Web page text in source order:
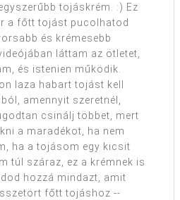
tojáskrém. :) Ez
a főtt tojást pucolhatod
és krémesebb
láttam az ötletet,
és istenien működik.
laza habart tojást kell
amennyit szeretnél,
csinálj többet, mert
a maradékot, ha nem
ha a tojásom egy kicsit
túl száraz, ez a krémnek is
hozzá mindazt, amit
főtt tojáshoz --